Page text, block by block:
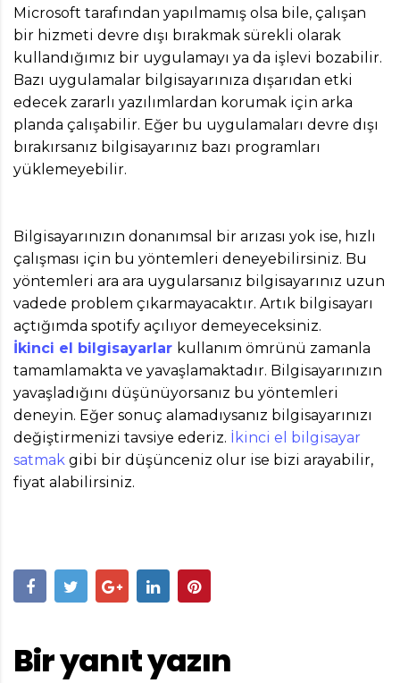
Microsoft tarafından yapılmamış olsa bile, çalışan
bir hizmeti devre dışı bırakmak sürekli olarak
kullandığımız bir uygulamayı ya da işlevi bozabilir.
Bazı uygulamalar bilgisayarınıza dışarıdan etki
edecek zararlı yazılımlardan korumak için arka
planda çalışabilir. Eğer bu uygulamaları devre dışı
bırakırsanız bilgisayarınız bazı programları
yüklemeyebilir.
Bilgisayarınızın donanımsal bir arızası yok ise, hızlı
çalışması için bu yöntemleri deneyebilirsiniz. Bu
yöntemleri ara ara uygularsanız bilgisayarınız uzun
vadede problem çıkarmayacaktır. Artık bilgisayarı
açtığımda spotify açılıyor demeyeceksiniz.
İkinci el bilgisayarlar kullanım ömrünü zamanla
tamamlamakta ve yavaşlamaktadır. Bilgisayarınızın
yavaşladığını düşünüyorsanız bu yöntemleri
deneyin. Eğer sonuç alamadıysanız bilgisayarınızı
değiştirmenizi tavsiye ederiz. İkinci el bilgisayar
satmak gibi bir düşünceniz olur ise bizi arayabilir,
fiyat alabilirsiniz.
Bir yanıt yazın